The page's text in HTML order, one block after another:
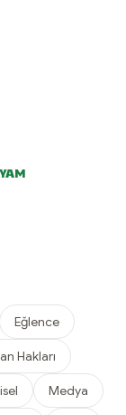
Eğlence
Hakları
Medya